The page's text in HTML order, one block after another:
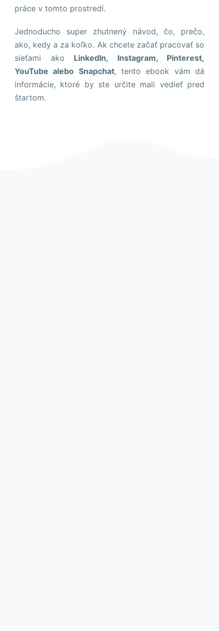
práce v tomto prostredí.
Jednoducho super zhutnený návod, čo, prečo,
ako, kedy a za koľko. Ak chcete začať pracovať so
sieťami ako LinkedIn, Instagram, Pinterest,
YouTube alebo Snapchat, tento ebook vám dá
informácie, ktoré by ste určite mali vedieť pred
štartom.